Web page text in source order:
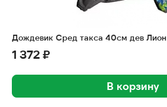
Дождевик Сред такса 40см дев Лион
1 372 ₽
В корзину